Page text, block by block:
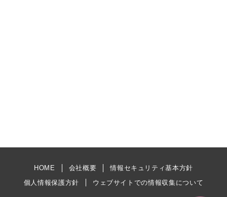
HOME 会社概要
情報セキュリティ基本方針
個人情報保護方針
ウェブサイトでの情報収集について